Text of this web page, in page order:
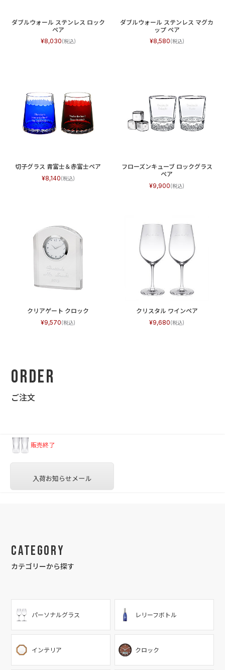
ダブルウォール ステンレス ロック
ペア
8,030
ダブルウォール ステンレス マグカ
ップ ペア
8,580
切子グラス 青富士＆赤富士ペア
8,140
フローズンキューブ ロックグラス
ペア
9,900
クリアゲート クロック
9,570
クリスタル ワインペア
9,680
Order
ご注文
販売終了
入荷お知らせメール
Category
カテゴリーから探す
パーソナルグラス レリーフボトル
インテリア クロック